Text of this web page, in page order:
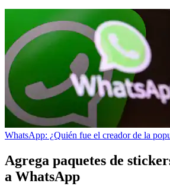
WhatsApp: ¿Quién fue el creador de la
Agrega paquetes de
a WhatsApp